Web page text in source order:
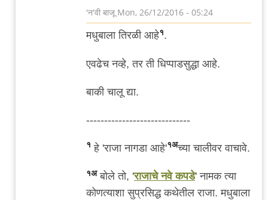
'न'वी बाजूMon, 26/12/2016 - 05:24
reply
to
बर्‍याच
by
सिंग
मधुबाला तिरळी आहे१.
एवढेच नव्हे, तर ती धिप्पाडसुद्धा आहे.
बाकी चालू द्या.
-----------------------------
१ हे 'राजा नागडा आहे'१अच्या चालीवर वाचावे.
१अ बोले तो, 'राजाचे नवे कपडे' नामक त्या
कोणत्याशा सुप्रसिद्ध कथेतील राजा. मधुबाला